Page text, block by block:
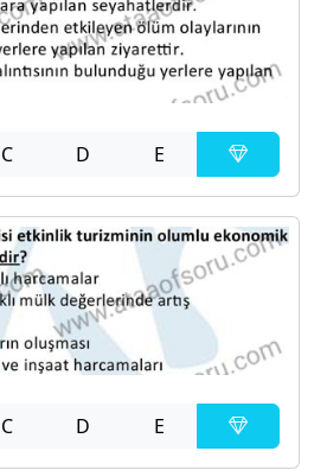
C D E
C D E